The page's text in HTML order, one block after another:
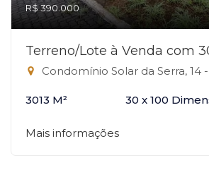
R$ 390.000
Terreno/Lote à Venda com
Condomínio Solar da Serra, 14 - Jardim
3013 M² 30 x 100
Mais informações